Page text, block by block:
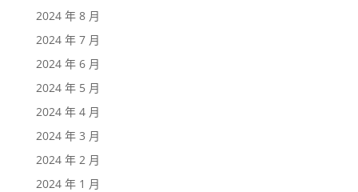
2024 年 8 月
2024 年 7 月
2024 年 6 月
2024 年 5 月
2024 年 4 月
2024 年 3 月
2024 年 2 月
2024 年 1 月